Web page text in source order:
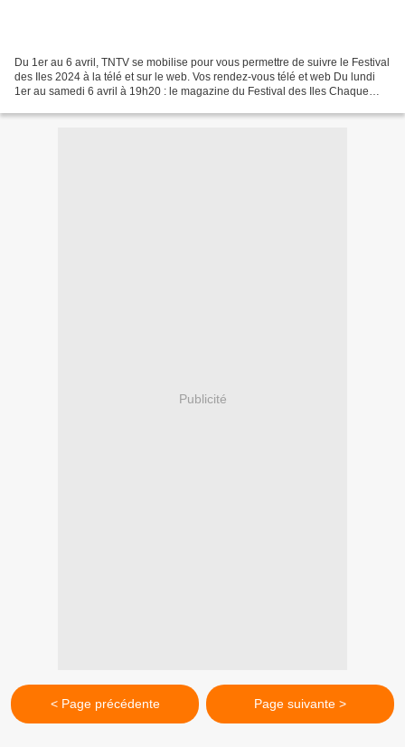
Du 1er au 6 avril, TNTV se mobilise pour vous permettre de suivre le Festival
des Iles 2024 à la télé et sur le web. Vos rendez-vous télé et web Du lundi
1er au samedi 6 avril à 19h20 : le magazine du Festival des Iles Chaque
Publicité
< Page précédente Page suivante >